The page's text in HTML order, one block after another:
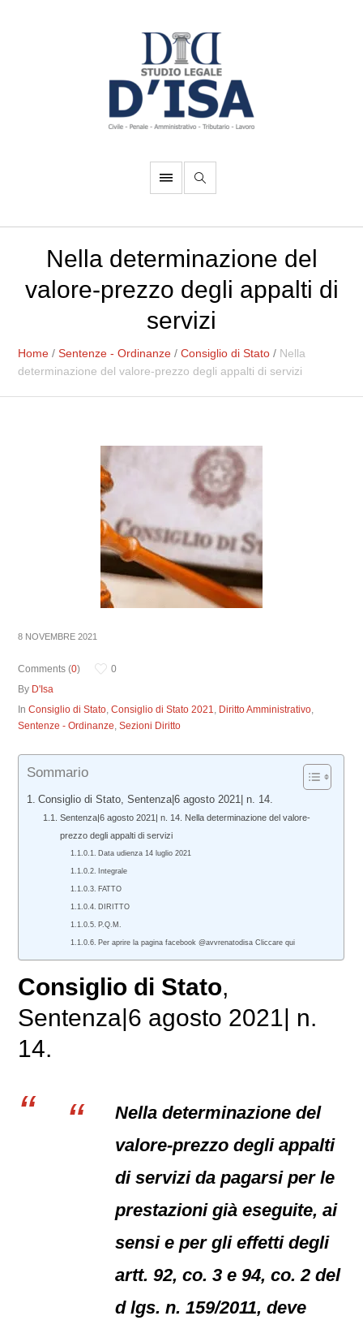
Nella determinazione del
valore-prezzo degli appalti di
servizi
Home /Sentenze - Ordinanze /Consiglio di Stato / Nella
determinazione del valore-prezzo degli appalti di servizi
8 NOVEMBRE 2021
Comments (0)
0
By D'Isa
InConsiglio di Stato,Consiglio di Stato 2021, Diritto Amministrativo,
Sentenze - Ordinanze,Sezioni Diritto
Sommario
Consiglio di Stato, Sentenza|6 agosto 2021| n. 14.
Sentenza|6 agosto 2021| n. 14. Nella determinazione del valore-
prezzo degli appalti di servizi
Data udienza 14 luglio 2021
Integrale
FATTO
DIRITTO
P.Q.M.
Per aprire la pagina facebook @avvrenatodisa Cliccare qui
Consiglio di Stato,
Sentenza|6 agosto 2021| n.
14.
Nella determinazione del
valore-prezzo degli appalti
di servizi da pagarsi per le
prestazioni già eseguite, ai
sensi e per gli effetti degli
artt. 92, co. 3 e 94, co. 2 del
d lgs. n. 159/2011, deve